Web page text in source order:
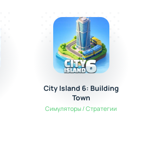
City Island 6: Building
Town
Симуляторы / Стратегии